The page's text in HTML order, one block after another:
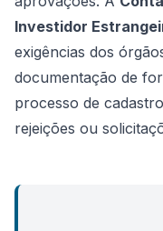
Investidor
exigências dos
documentação de
processo de
rejeições ou